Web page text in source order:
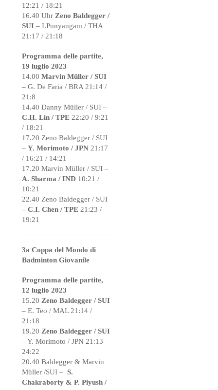
12:21 / 18:21
16.40 Uhr Zeno Baldegger /
SUI – I.Punyangam / THA
21:17 / 21:18
Programma delle partite,
19 luglio 2023
14.00 Marvin Müller / SUI
– G. De Faria / BRA 21:14 /
21:8
14.40 Danny Müller / SUI –
C.H. Lin / TPE 22:20 / 9:21
/ 18:21
17.20 Zeno Baldegger / SUI
– Y. Morimoto / JPN 21:17
/ 16:21 / 14:21
17.20 Marvin Müller / SUI –
A. Sharma / IND 10:21 /
10:21
22.40 Zeno Baldegger / SUI
– C.I. Chen / TPE 21:23 /
19:21
3a Coppa del Mondo di
Badminton Giovanile
Programma delle partite,
12 luglio 2023
15.20 Zeno Baldegger / SUI
– E. Teo / MAL 21:14 /
21:18
19.20 Zeno Baldegger / SUI
– Y. Morimoto / JPN 21:13
24:22
20.40 Baldegger & Marvin
Müller /SUI – S.
Chakraborty & P. Piyush /